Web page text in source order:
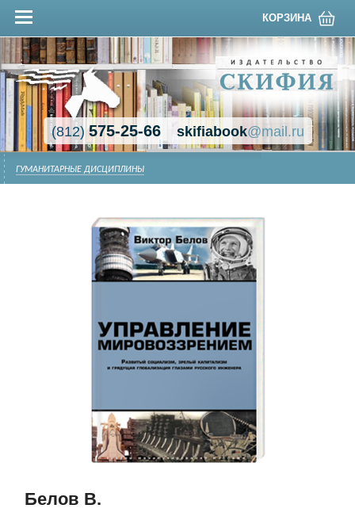
КОРЗИНА
(812)575-25-66 skifiabook@mail.ru
ГУМАНИТАРНЫЕ ДИСЦИПЛИНЫ
Белов В.